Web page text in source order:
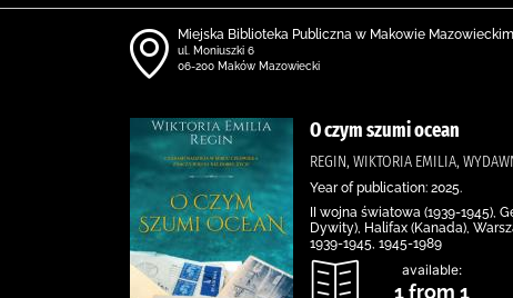
Miejska Biblioteka Publiczna w Makowie Mazowieckim
ul. Moniuszki 6
06-200 Maków Mazowiecki
O czym szumi ocean
REGIN, WIKTORIA EMILIA,
Year of publication: 2025.
II wojna światowa (1939-
Dywity), Halifax (Kanada),
1939-1945, 1945-1989
available:
1 from 1